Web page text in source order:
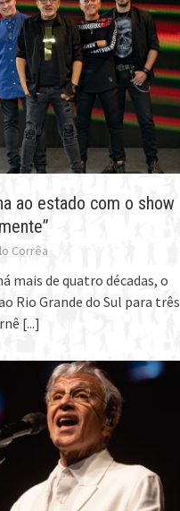
ao estado com o show
Corrêa
mais de quatro décadas, o
Rio Grande do Sul para três
[...]